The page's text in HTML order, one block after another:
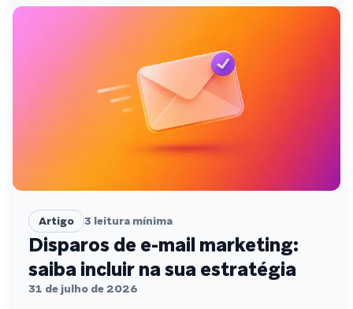
Artigo 3 leitura mínima
Disparos de e-mail marketing:
saiba incluir na sua estratégia
31 de julho de 2026